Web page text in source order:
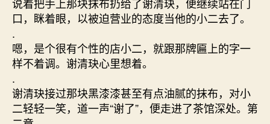
口，眯着眼，以被迫营业的态度当他的小二去了。
.
嗯，是个很有个性的店小二，就跟那牌匾上的字一
样不着调。谢清玦心里想着。
.
谢清玦接过那块黑漆漆甚至有点油腻的抹布，对小
二轻轻一笑，道一声“谢了”，便走进了茶馆深处。第